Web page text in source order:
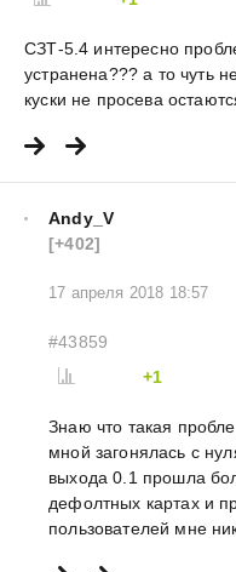
СЗТ-5.4 интересно
устранена??? а то чуть
куски не просева
Andy_V
[+402]
17 апреля 2018 18:57
#43859
+1
Знаю что такая
мной загонялась с
выхода 0.1 прошла
дефолтных картах и
пользователей мне